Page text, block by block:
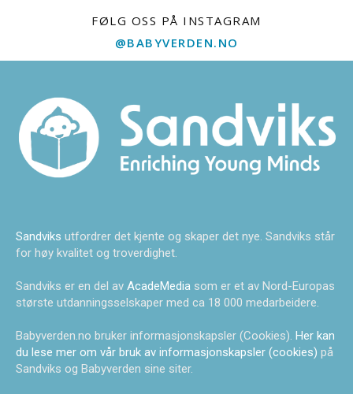
FØLG OSS PÅ INSTAGRAM
@BABYVERDEN.NO
Sandviks utfordrer det kjente og skaper det nye. Sandviks står
for høy kvalitet og troverdighet.
Sandviks er en del av AcadeMedia som er et av Nord-Europas
største utdanningsselskaper med ca 18 000 medarbeidere.
Babyverden.no bruker informasjonskapsler (Cookies). Her kan
du lese mer om vår bruk av informasjonskapsler (cookies) på
Sandviks og Babyverden sine siter.